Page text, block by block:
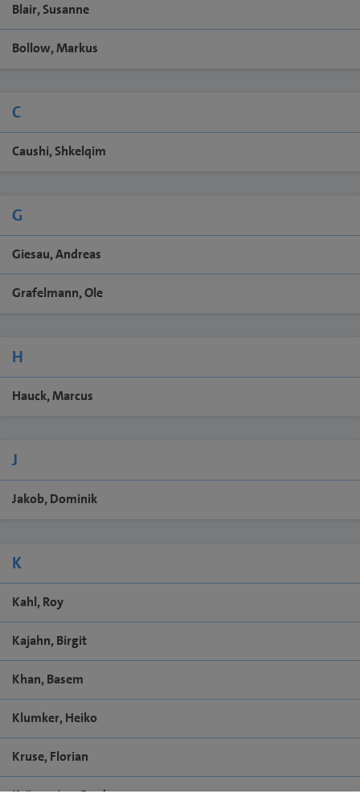
Blair, Susanne
Bollow, Markus
C
Caushi, Shkelqim
G
Giesau, Andreas
Grafelmann, Ole
H
Hauck, Marcus
J
Jakob, Dominik
K
Kahl, Roy
Kajahn, Birgit
Khan, Basem
Klumker, Heiko
Kruse, Florian
Kröger, Jan-Gerd